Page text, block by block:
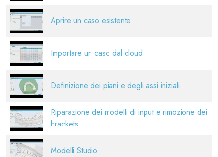
Aprire un caso esistente
Importare un caso dal cloud
Definizione dei piani e degli assi iniziali
Riparazione dei modelli di input e rimozione dei
brackets
Modelli Studio